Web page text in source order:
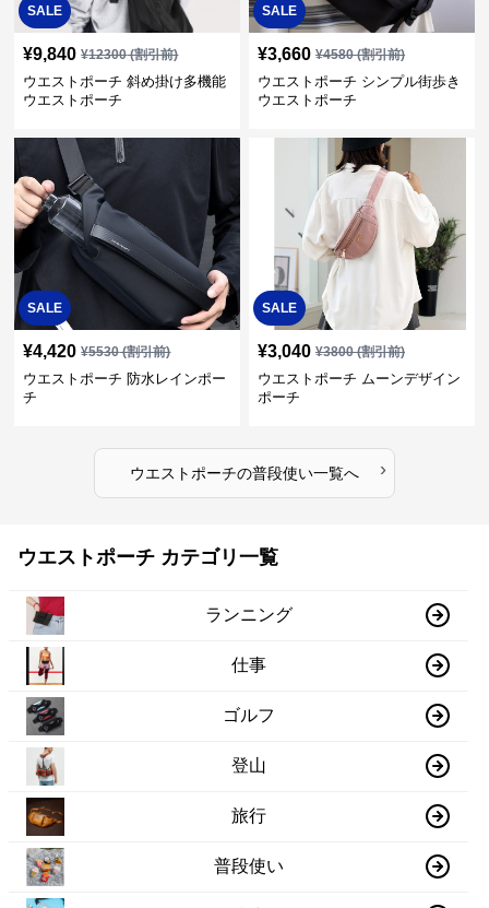
SALE
¥9,840 ¥12300(割引前)
ウエストポーチ 斜め掛け多機能
ウエストポーチ
SALE
¥3,660 ¥4580(割引前)
ウエストポーチ シンプル街歩き
ウエストポーチ
SALE
¥4,420 ¥5530(割引前)
ウエストポーチ 防水レインポー
チ
SALE
¥3,040 ¥3800(割引前)
ウエストポーチ ムーンデザイン
ポーチ
ウエストポーチの普段使い一覧へ ›
ウエストポーチ カテゴリ一覧
ランニング
仕事
ゴルフ
登山
旅行
普段使い